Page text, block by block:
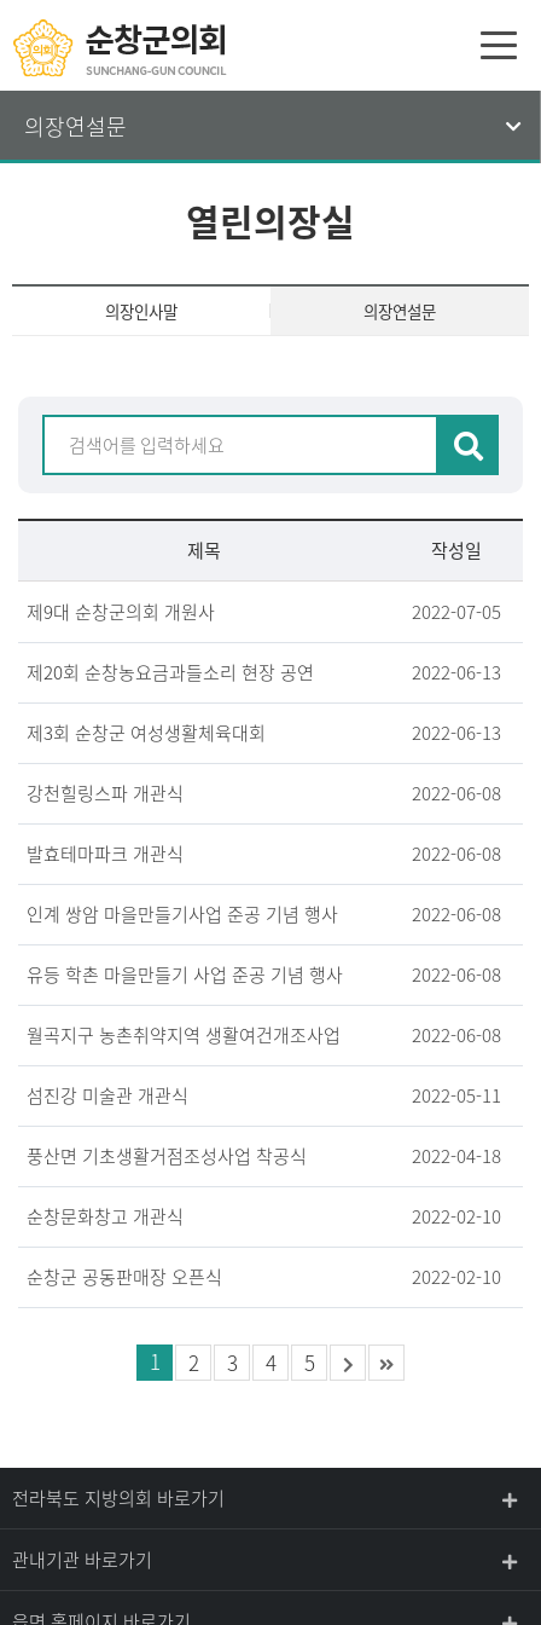
의장연설문
열린의장실
의장인사말 의장연설문
제목 작성일
제9대 순창군의회 개원사 2022-07-05
제20회 순창농요금과들소리 현장 공연 2022-06-13
제3회 순창군 여성생활체육대회 2022-06-13
강천힐링스파 개관식 2022-06-08
발효테마파크 개관식 2022-06-08
인계 쌍암 마을만들기사업 준공 기념 행사 2022-06-08
유등 학촌 마을만들기 사업 준공 기념 행사 2022-06-08
월곡지구 농촌취약지역 생활여건개조사업 2022-06-08
섬진강 미술관 개관식 2022-05-11
풍산면 기초생활거점조성사업 착공식 2022-04-18
순창문화창고 개관식 2022-02-10
순창군 공동판매장 오픈식 2022-02-10
1 2 3 4 5
전라북도 지방의회 바로가기
관내기관 바로가기